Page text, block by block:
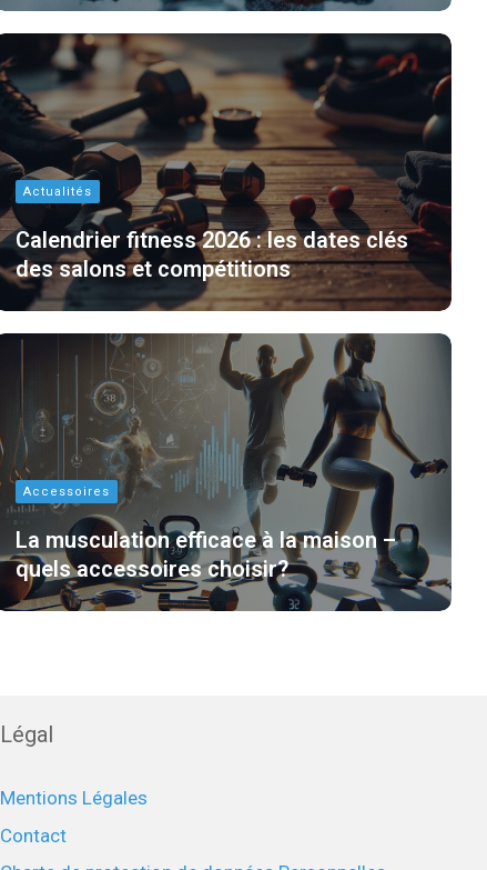
Actualités
Calendrier fitness 2026 : les dates clés
des salons et compétitions
Accessoires
La musculation efficace à la maison –
quels accessoires choisir?
Légal
Mentions Légales
Contact